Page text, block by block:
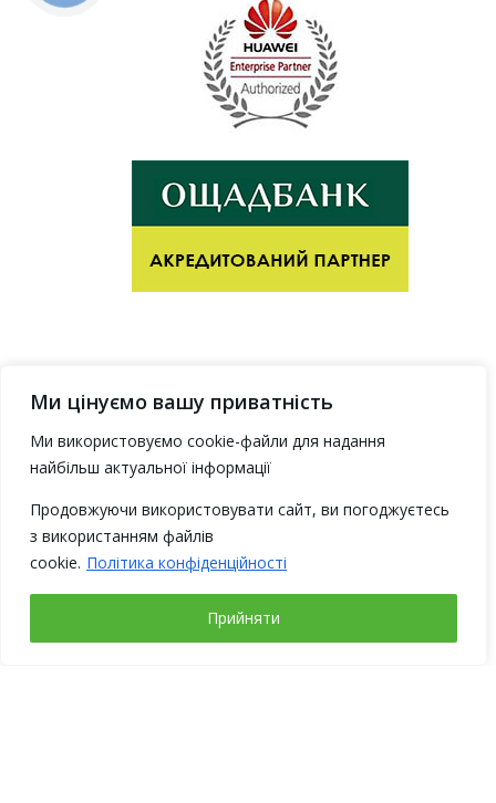
Ми цінуємо вашу приватність
Ми використовуємо cookie-файли для надання
найбільш актуальної інформації
Продовжуючи використовувати сайт, ви погоджуєтесь
з використанням файлів
cookie. Політика конфіденційності
Прийняти